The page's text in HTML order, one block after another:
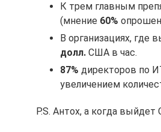
К трем главным
(мнение 60%
В организациях, где
долл. США в час.
87% директоров по
увеличением
P.S. Антох, а когда выйдет